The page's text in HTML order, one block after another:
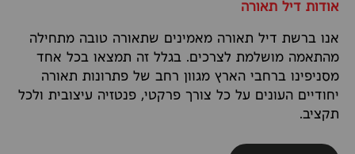
אודות דיל תאורה
אנו ברשת דיל תאורה מאמינים שתאורה טובה מתחילה
מהתאמה מושלמת לצרכים. בגלל זה תמצאו בכל אחד
מסניפינו ברחבי הארץ מגוון רחב של פתרונות תאורה
יחודיים העונים על כל צורך פרקטי, פנטזיה עיצובית ולכל
תקציב.